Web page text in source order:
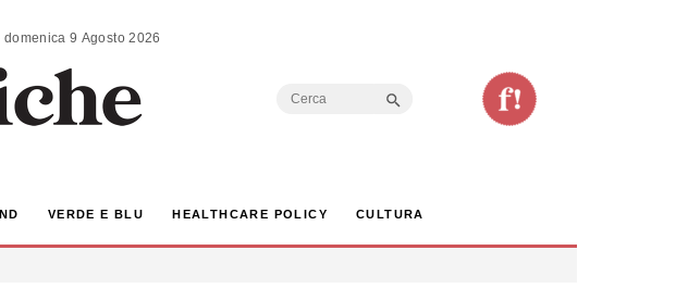
ANALISI | COMMENTI | SCENARI - domenica 9 Agosto 2026
Search
VERDE E BLU HEALTHCARE POLICY CULTURA